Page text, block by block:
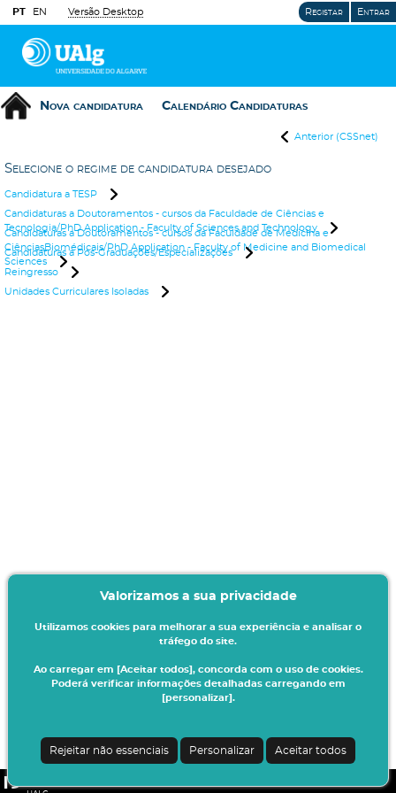
PT EN Versão Desktop Registar Entrar
Nova candidatura Calendário Candidaturas
Anterior (CSSnet)
Selecione o regime de candidatura desejado
Candidatura a TESP
Candidaturas a Doutoramentos - cursos da Faculdade de Ciências e
Tecnologia/PhD Application - Faculty of Sciences and Technology
Candidaturas a Doutoramentos - cursos da Faculdade de Medicina e
CiênciasBiomédicais/PhD Application - Faculty of Medicine and Biomedical
Sciences
Candidaturas a Pós-Graduações/Especializações
Reingresso
Unidades Curriculares Isoladas
Valorizamos a sua privacidade
Utilizamos cookies para melhorar a sua experiência e analisar o
tráfego do site.
Ao carregar em [Aceitar todos], concorda com o uso de cookies.
Poderá verificar informações detalhadas carregando em
[personalizar].
Rejeitar não essenciais Personalizar Aceitar todos